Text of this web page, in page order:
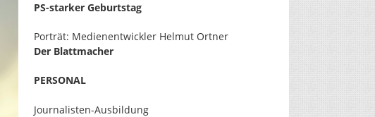
PS-starker Geburtstag
Porträt: Medienentwickler Helmut Ortner
Der Blattmacher
PERSONAL
Journalisten-Ausbildung